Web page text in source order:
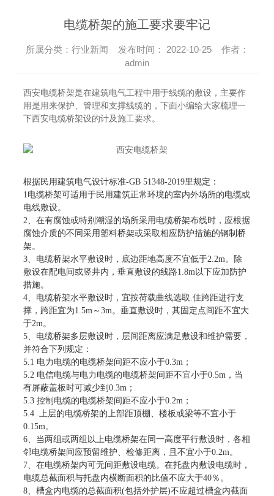
电缆桥架的施工要求要牢记
所属分类：行业新闻 发布时间： 2022-10-25 作者：
admin
西安电缆桥架是在建筑电气工程中用于线缆的敷设，主要作
用是用来保护、管理和支撑线缆的，下面小编给大家梳理一
下西安电缆桥架设的计及施工要求。
根据民用建筑电气设计标准-GB 51348-2019里规定：
1电缆桥架可适用于民用建筑正常环境的室内外场所的电缆或
电线敷设。
2、在有腐蚀或特别潮湿的场所采用电缆桥架布线时，应根据
腐蚀介质的不同采用塑料桥架或采取相应防护措施的钢制桥
架。
3、电缆桥架水平敷设时，底边距地高度不宜低于2.2m。除
敷设在配电间或竖井内，垂直敷设的线路1.8m以下应加防护
措施。
4、电缆桥架水平敷设时，宜按荷载曲线选取.佳跨距进行支
撑，跨距宜为1.5m～3m。垂直敷设时，其固定点间距不宜大
于2m。
5、电缆桥架多层敷设时，层间距离应满足敷设和维护需要，
并符合下列规定：
5.1 电力电缆的电缆桥架间距不应小于0.3m；
5.2 电信电缆与电力电缆的电缆桥架间距不宜小于0.5m，当
有屏蔽盖板时可减少到0.3m；
5.3 控制电缆的电缆桥架间距不应小于0.2m；
5.4 .上层的电缆桥架的上部距顶棚、楼板或梁等不宜小于
0.15m。
6、当两组或两组以上电缆桥架在同一高度平行敷设时，各相
邻电缆桥架间应预留维护、检修距离，且不宜小于0.2m。
7、在电缆桥架内可无间距敷设电缆。在托盘内敷设电缆时，
电缆总截面积与托盘内横断面积的比值不应大于40％。
8、槽盒内电缆的总截面积(包括外护层)不应超过槽盒内截面